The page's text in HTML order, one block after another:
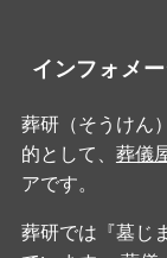
インフォメ
葬研（そうけん
的として、 葬儀
アです。
葬研では『墓じ